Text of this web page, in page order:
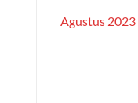
Agustus 2023